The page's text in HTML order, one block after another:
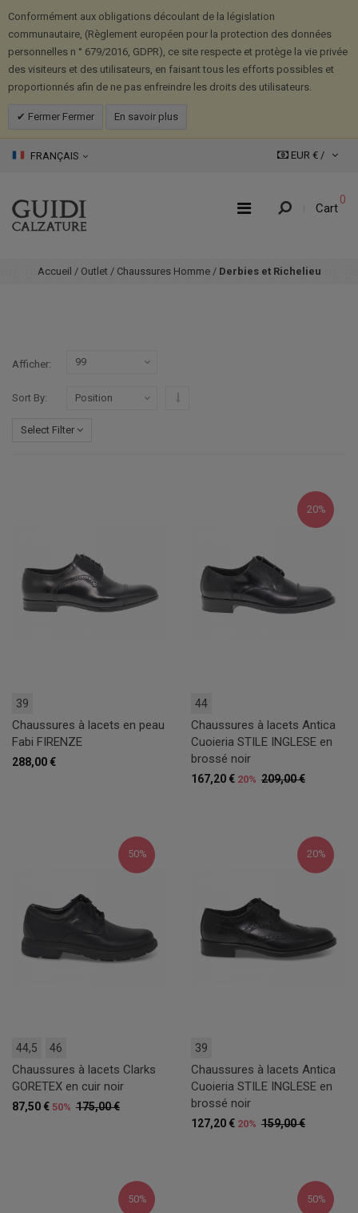
Conformément aux obligations découlant de la législation
communautaire, (Règlement européen pour la protection des données
personnelles n ° 679/2016, GDPR), ce site respecte et protège la vie privée
des visiteurs et des utilisateurs, en faisant tous les efforts possibles et
proportionnés afin de ne pas enfreindre les droits des utilisateurs.
Fermer Fermer En savoir plus
FRANÇAIS EUR € /
Cart
0
Accueil / Outlet / Chaussures Homme / Derbies et Richelieu
Afficher
Sort By
Select Filter
39
Chaussures à lacets en peau
Fabi FIRENZE
288,00 €
20%
44
Chaussures à lacets Antica
Cuoieria STILE INGLESE en
brossé noir
209,00 €
167,20 € 20%
50%
44,5 46
Chaussures à lacets Clarks
GORETEX en cuir noir
175,00 €
87,50 € 50%
20%
39
Chaussures à lacets Antica
Cuoieria STILE INGLESE en
brossé noir
159,00 €
127,20 € 20%
50% 50%